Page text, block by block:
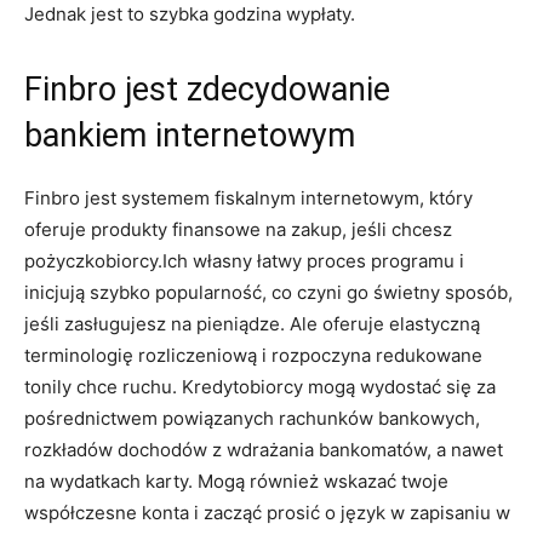
Jednak jest to szybka godzina wypłaty.
Finbro jest zdecydowanie
bankiem internetowym
Finbro jest systemem fiskalnym internetowym, który
oferuje produkty finansowe na zakup, jeśli chcesz
pożyczkobiorcy.Ich własny łatwy proces programu i
inicjują szybko popularność, co czyni go świetny sposób,
jeśli zasługujesz na pieniądze. Ale oferuje elastyczną
terminologię rozliczeniową i rozpoczyna redukowane
tonily chce ruchu. Kredytobiorcy mogą wydostać się za
pośrednictwem powiązanych rachunków bankowych,
rozkładów dochodów z wdrażania bankomatów, a nawet
na wydatkach karty. Mogą również wskazać twoje
współczesne konta i zacząć prosić o język w zapisaniu w